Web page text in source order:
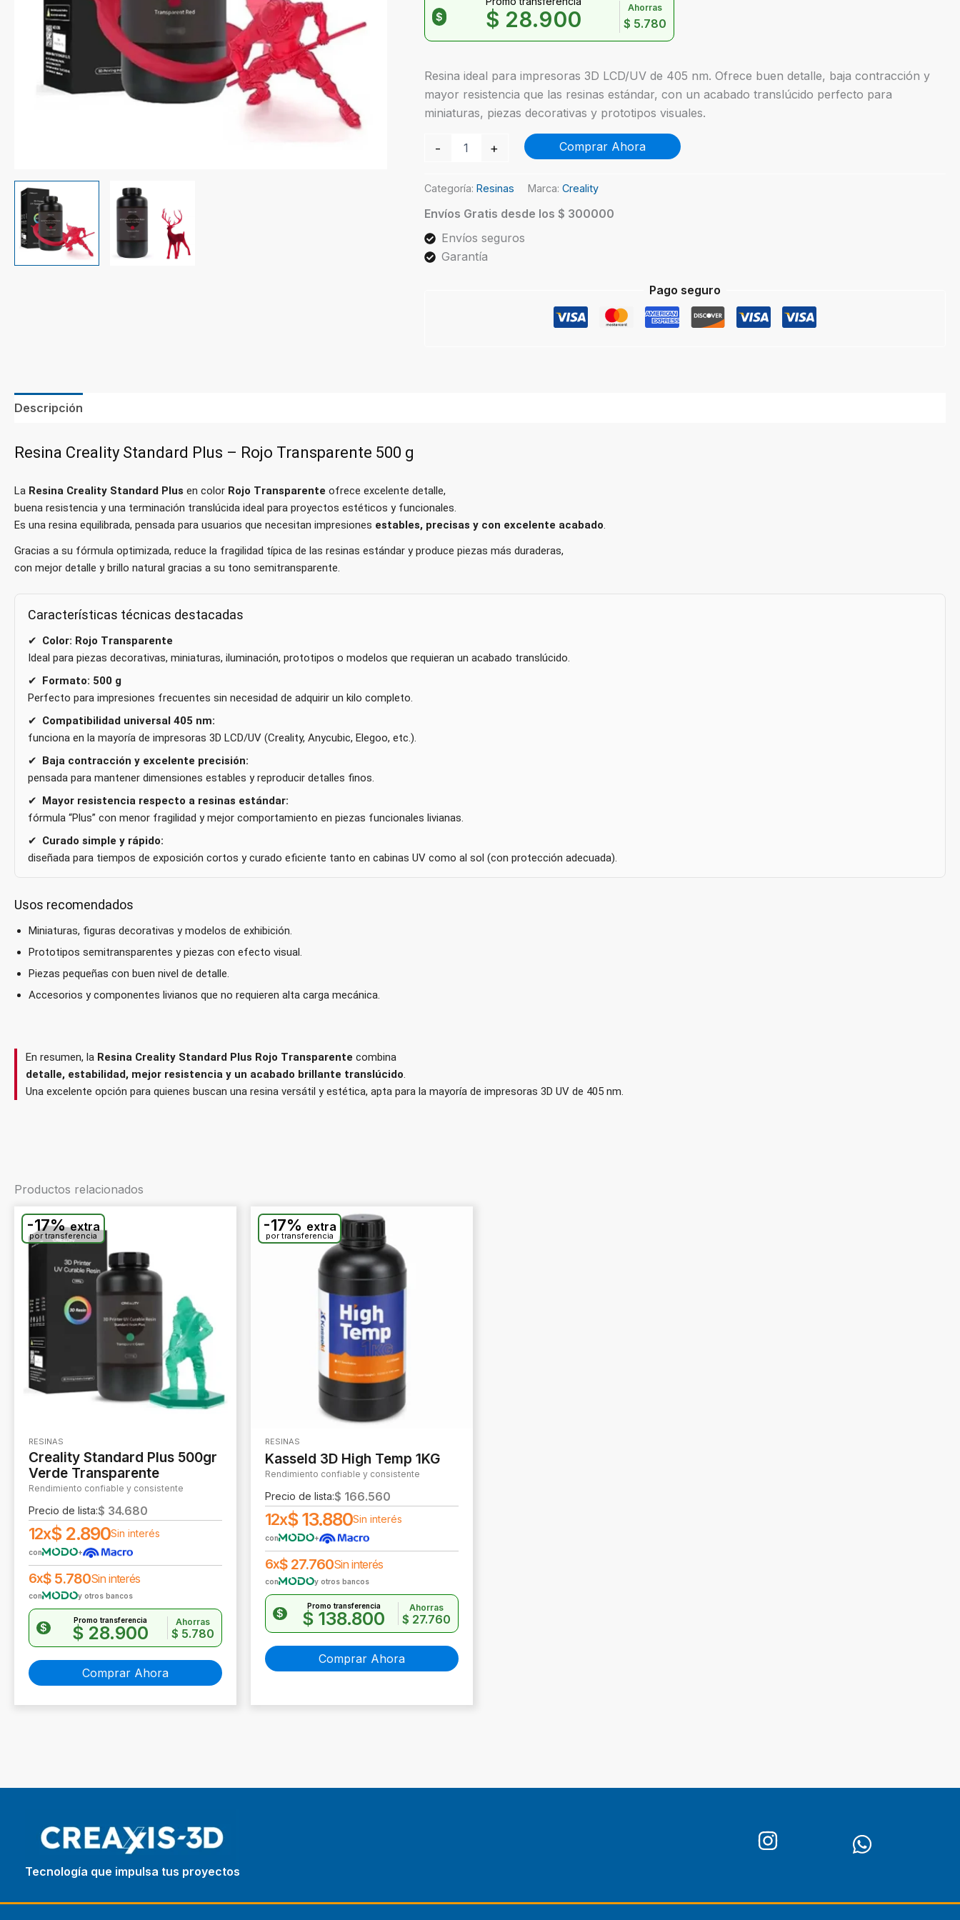
$ $ 28.900 Ahorras
$ 5.780
Resina ideal para impresoras 3D LCD/UV de 405 nm. Ofrece buen detalle, baja contracción y
mayor resistencia que las resinas estándar, con un acabado translúcido perfecto para
miniaturas, piezas decorativas y prototipos visuales.
-
Standard
500gr
Transparente
+ Comprar Ahora
Categoría: Resinas Marca: Creality
Envíos Gratis desde los $ 300000
Envíos seguros
Garantía
Pago seguro
Descripción
Resina Creality Standard Plus – Rojo Transparente 500 g
La Resina Creality Standard Plus en color Rojo Transparente ofrece excelente detalle,
buena resistencia y una terminación translúcida ideal para proyectos estéticos y funcionales.
Es una resina equilibrada, pensada para usuarios que necesitan impresiones estables, precisas y con excelente acabado.
Gracias a su fórmula optimizada, reduce la fragilidad típica de las resinas estándar y produce piezas más duraderas,
con mejor detalle y brillo natural gracias a su tono semitransparente.
Características técnicas destacadas
✔ Color: Rojo Transparente
Ideal para piezas decorativas, miniaturas, iluminación, prototipos o modelos que requieran un acabado translúcido.
✔ Formato: 500 g
Perfecto para impresiones frecuentes sin necesidad de adquirir un kilo completo.
✔ Compatibilidad universal 405 nm:
funciona en la mayoría de impresoras 3D LCD/UV (Creality, Anycubic, Elegoo, etc.).
✔ Baja contracción y excelente precisión:
pensada para mantener dimensiones estables y reproducir detalles finos.
✔ Mayor resistencia respecto a resinas estándar:
fórmula “Plus” con menor fragilidad y mejor comportamiento en piezas funcionales livianas.
✔ Curado simple y rápido:
diseñada para tiempos de exposición cortos y curado eficiente tanto en cabinas UV como al sol (con protección adecuada).
Usos recomendados
Miniaturas, figuras decorativas y modelos de exhibición.
Prototipos semitransparentes y piezas con efecto visual.
Piezas pequeñas con buen nivel de detalle.
Accesorios y componentes livianos que no requieren alta carga mecánica.
En resumen, la Resina Creality Standard Plus Rojo Transparente combina
detalle, estabilidad, mejor resistencia y un acabado brillante translúcido.
Una excelente opción para quienes buscan una resina versátil y estética, apta para la mayoría de impresoras 3D UV de 405 nm.
Productos relacionados
-17%extra
por transferencia
RESINAS
Creality Standard Plus 500gr
Verde Transparente
Rendimiento confiable y consistente
Precio de lista:$ 34.680
12x$2.890Sin interés
con +
6x$ 5.780Sin interés
con y otros bancos
$
Promo transferencia
$28.900
Ahorras
$ 5.780
Comprar Ahora
-17% extra
por transferencia
RESINAS
Kasseld 3D High Temp 1KG
Rendimiento confiable y consistente
Precio de lista:$ 166.560
12x$13.880Sin interés
con +
6x$ 27.760Sin interés
con y otros bancos
$
Promo transferencia
$ 138.800
Ahorras
$ 27.760
Comprar Ahora
Tecnología que impulsa tus proyectos